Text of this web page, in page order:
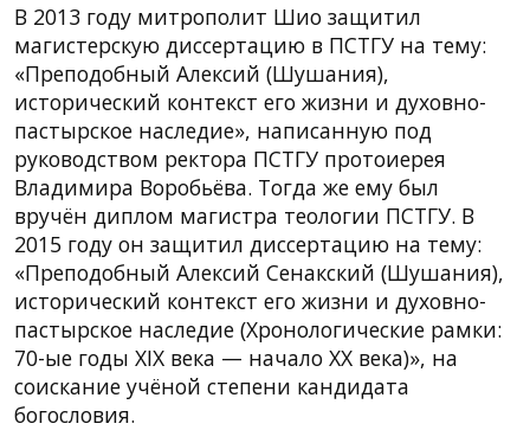
В 2013 году митрополит Шио защитил
магистерскую диссертацию в ПСТГУ на тему:
«Преподобный Алексий (Шушания),
исторический контекст его жизни и духовно-
пастырское наследие», написанную под
руководством ректора ПСТГУ протоиерея
Владимира Воробьёва. Тогда же ему был
вручён диплом магистра теологии ПСТГУ. В
2015 году он защитил диссертацию на тему:
«Преподобный Алексий Сенакский (Шушания),
исторический контекст его жизни и духовно-
пастырское наследие (Хронологические рамки:
70-ые годы XIX века — начало XX века)», на
соискание учёной степени кандидата
богословия.